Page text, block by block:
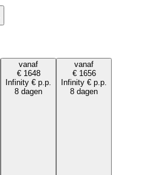
vanaf
€ 1648
Infinity € p.p.
8 dagen
vanaf
€ 1656
Infinity € p.p.
8 dagen